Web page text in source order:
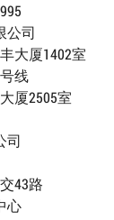
公司
大厦1402室
线
厦2505室
司
43路
心